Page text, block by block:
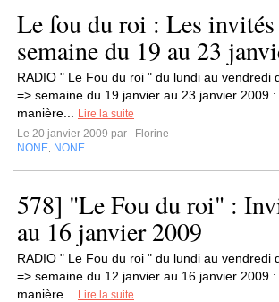
Le fou du roi : Les
semaine du 19 au 23
RADIO " Le Fou du roi " du lundi au vendredi
=> semaine du 19 janvier au 23 janvier 2009
manière...
Lire la suite
Le 20 janvier 2009 par
Florine
NONE NONE
578] "Le Fou du roi" :
au 16 janvier 2009
RADIO " Le Fou du roi " du lundi au vendredi
=> semaine du 12 janvier au 16 janvier 2009
manière...
Lire la suite